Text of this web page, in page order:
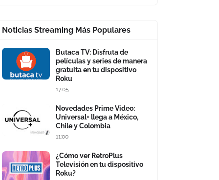
Noticias Streaming Más Populares
Butaca TV: Disfruta de
películas y series de manera
gratuita en tu dispositivo
Roku
17:05
Novedades Prime Video:
Universal+ llega a México,
Chile y Colombia
11:00
¿Cómo ver RetroPlus
Televisión en tu dispositivo
Roku?